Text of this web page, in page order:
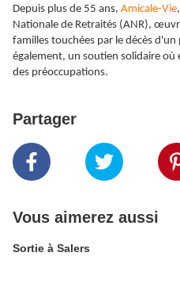
Depuis plus de 55 ans, Amicale-Vie
Nationale de Retraités (ANR),
familles touchées par le décès
également, un soutien solidaire
des préoccupations.
Partager
Vous aimerez aussi
Sortie à Salers